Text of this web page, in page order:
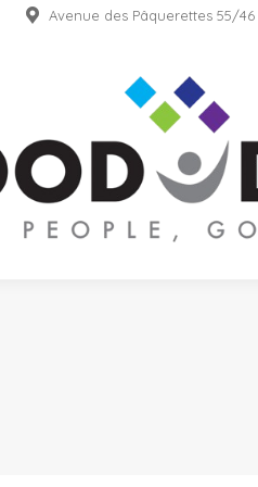
Avenue des Pâquerettes 55/46